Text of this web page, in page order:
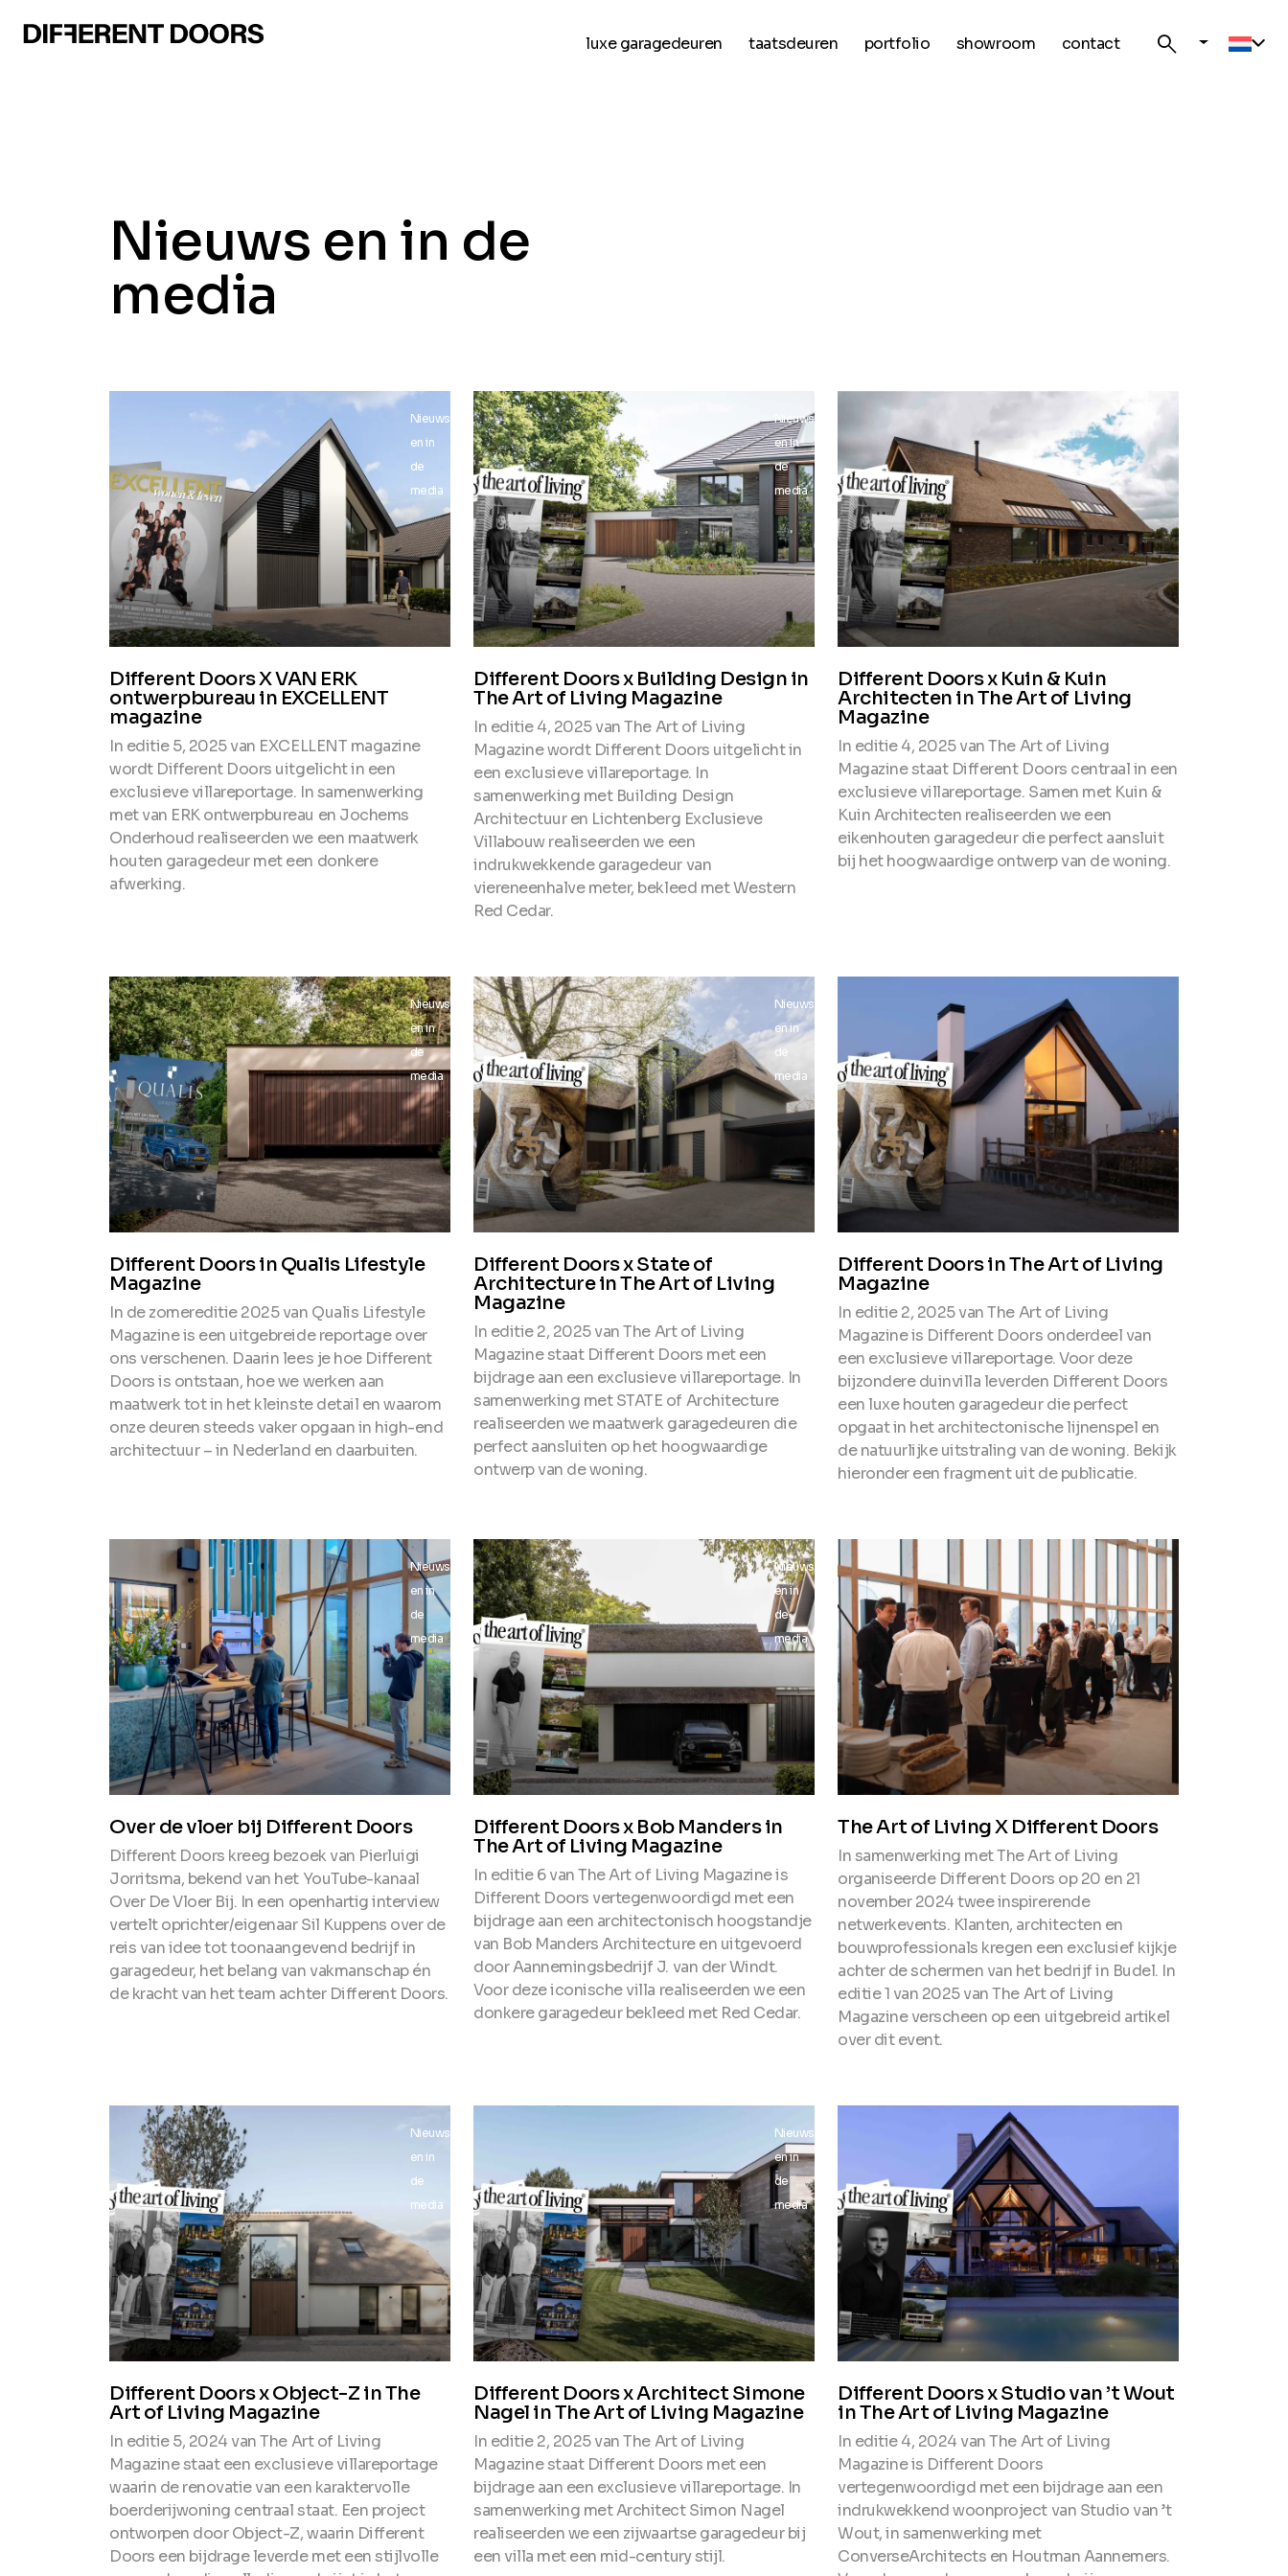
luxe garagedeuren taatsdeuren portfolio showroom contact search
Nieuws en in de
media
Different Doors X VAN ERK
ontwerpbureau in EXCELLENT
magazine
In editie 5, 2025 van EXCELLENT magazine
wordt Different Doors uitgelicht in een
exclusieve villareportage. In samenwerking
met van ERK ontwerpbureau en Jochems
Onderhoud realiseerden we een maatwerk
houten garagedeur met een donkere
afwerking.
Nieuws
en in
de
media
Different Doors x Building Design in
The Art of Living Magazine
In editie 4, 2025 van The Art of Living
Magazine wordt Different Doors uitgelicht in
een exclusieve villareportage. In
samenwerking met Building Design
Architectuur en Lichtenberg Exclusieve
Villabouw realiseerden we een
indrukwekkende garagedeur van
viereneenhalve meter, bekleed met Western
Red Cedar.
Nieuws
en in
de
media
Different Doors x Kuin & Kuin
Architecten in The Art of Living
Magazine
In editie 4, 2025 van The Art of Living
Magazine staat Different Doors centraal in een
exclusieve villareportage. Samen met Kuin &
Kuin Architecten realiseerden we een
eikenhouten garagedeur die perfect aansluit
bij het hoogwaardige ontwerp van de woning.
Different Doors in Qualis Lifestyle
Magazine
In de zomereditie 2025 van Qualis Lifestyle
Magazine is een uitgebreide reportage over
ons verschenen. Daarin lees je hoe Different
Doors is ontstaan, hoe we werken aan
maatwerk tot in het kleinste detail en waarom
onze deuren steeds vaker opgaan in high-end
architectuur – in Nederland en daarbuiten.
Nieuws
en in
de
media
Different Doors x State of
Architecture in The Art of Living
Magazine
In editie 2, 2025 van The Art of Living
Magazine staat Different Doors met een
bijdrage aan een exclusieve villareportage. In
samenwerking met STATE of Architecture
realiseerden we maatwerk garagedeuren die
perfect aansluiten op het hoogwaardige
ontwerp van de woning.
Nieuws
en in
de
media
Different Doors in The Art of Living
Magazine
In editie 2, 2025 van The Art of Living
Magazine is Different Doors onderdeel van
een exclusieve villareportage. Voor deze
bijzondere duinvilla leverden Different Doors
een luxe houten garagedeur die perfect
opgaat in het architectonische lijnenspel en
de natuurlijke uitstraling van de woning. Bekijk
hieronder een fragment uit de publicatie.
Over de vloer bij Different Doors
Different Doors kreeg bezoek van Pierluigi
Jorritsma, bekend van het YouTube-kanaal
Over De Vloer Bij. In een openhartig interview
vertelt oprichter/eigenaar Sil Kuppens over de
reis van idee tot toonaangevend bedrijf in
garagedeur, het belang van vakmanschap én
de kracht van het team achter Different Doors.
Nieuws
en in
de
media
Different Doors x Bob Manders in
The Art of Living Magazine
In editie 6 van The Art of Living Magazine is
Different Doors vertegenwoordigd met een
bijdrage aan een architectonisch hoogstandje
van Bob Manders Architecture en uitgevoerd
door Aannemingsbedrijf J. van der Windt.
Voor deze iconische villa realiseerden we een
donkere garagedeur bekleed met Red Cedar.
Nieuws
en in
de
media
The Art of Living X Different Doors
In samenwerking met The Art of Living
organiseerde Different Doors op 20 en 21
november 2024 twee inspirerende
netwerkevents. Klanten, architecten en
bouwprofessionals kregen een exclusief kijkje
achter de schermen van het bedrijf in Budel. In
editie 1 van 2025 van The Art of Living
Magazine verscheen op een uitgebreid artikel
over dit event.
Different Doors x Object-Z in The
Art of Living Magazine
In editie 5, 2024 van The Art of Living
Magazine staat een exclusieve villareportage
waarin de renovatie van een karaktervolle
boerderijwoning centraal staat. Een project
ontworpen door Object-Z, waarin Different
Doors een bijdrage leverde met een stijlvolle
Nieuws
en in
de
media
Different Doors x Architect Simone
Nagel in The Art of Living Magazine
In editie 2, 2025 van The Art of Living
Magazine staat Different Doors met een
bijdrage aan een exclusieve villareportage. In
samenwerking met Architect Simon Nagel
realiseerden we een zijwaartse garagedeur bij
een villa met een mid-century stijl.
Nieuws
en in
de
media
Different Doors x Studio van ’t Wout
in The Art of Living Magazine
In editie 4, 2024 van The Art of Living
Magazine is Different Doors
vertegenwoordigd met een bijdrage aan een
indrukwekkend woonproject van Studio van ’t
Wout, in samenwerking met
ConverseArchitects en Houtman Aannemers.